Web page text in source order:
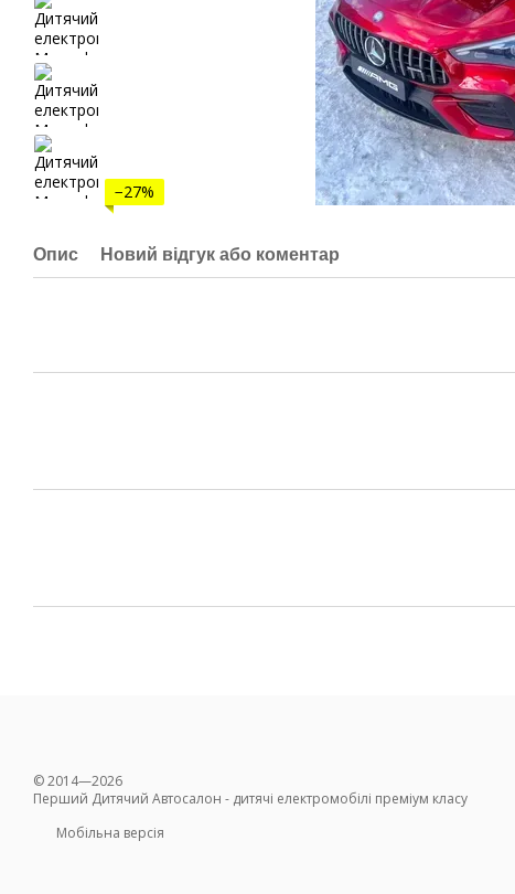
−27%
Опис Новий відгук або коментар
© 2014—2026
Перший Дитячий Автосалон - дитячі електромобілі преміум класу
Мобільна версія